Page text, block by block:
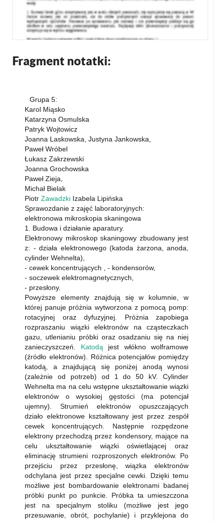
Fragment notatki:
Grupa 5:
Karol Miąsko
Katarzyna Osmulska
Patryk Wojtowicz
Joanna Laskowska, Justyna Jankowska,
Paweł Wróbel
Łukasz Zakrzewski
Joanna Grochowska
Paweł Zieja,
Michał Bielak
Piotr Zawadzki Izabela Lipińska
Sprawozdanie z zajęć laboratoryjnych:
elektronowa mikroskopia skaningowa
1. Budowa i działanie aparatury.
Elektronowy mikroskop skaningowy zbudowany jest
z: - działa elektronowego (katoda żarzona, anoda,
cylinder Wehnelta),
- cewek koncentrujących , - kondensorów,
- soczewek elektromagnetycznych,
- przesłony.
Powyższe elementy znajdują się w kolumnie, w
której panuje próżnia wytworzona z pomocą pomp:
rotacyjnej oraz dyfuzyjnej. Próżnia zapobiega
rozpraszaniu wiązki elektronów na cząsteczkach
gazu, utlenianiu próbki oraz osadzaniu się na niej
zanieczyszczeń. Katodą jest włókno wolframowe
(źródło elektronów). Różnica potencjałów pomiędzy
katodą, a znajdującą się poniżej anodą wynosi
(zależnie od potrzeb) od 1 do 50 kV. Cylinder
Wehnelta ma na celu wstępne ukształtowanie wiązki
elektronów o wysokiej gęstości (ma potencjał
ujemny). Strumień elektronów opuszczających
działo elektronowe kształtowany jest przez zespół
cewek koncentrujących. Następnie rozpędzone
elektrony przechodzą przez kondensory, mające na
celu ukształtowanie wiązki oświetlającej oraz
eliminację strumieni rozproszonych elektronów. Po
przejściu przez przesłonę, wiązka elektronów
odchylana jest przez specjalne cewki. Dzięki temu
możliwe jest bombardowanie elektronami badanej
próbki punkt po punkcie. Próbka ta umieszczona
jest na specjalnym stoliku (możliwe jest jego
przesuwanie, obrót, pochylanie) i przyklejona do